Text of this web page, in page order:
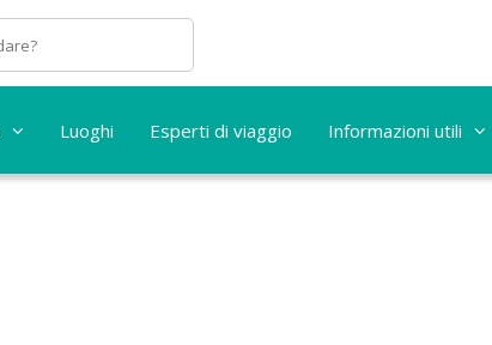
Luoghi Esperti di viaggio Informazioni utili